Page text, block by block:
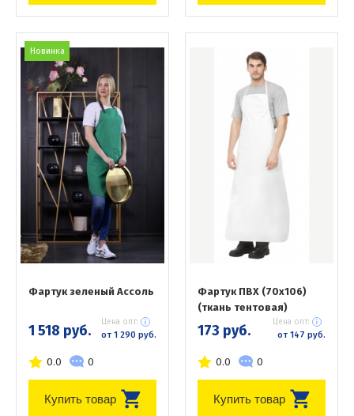
Новинка
Фартук зеленый Ассоль
1 518 руб. Цена опт:
от 1 290 руб.
0.0 0
Купить товар
Фартук ПВХ (70х106)
(ткань тентовая)
173 руб. Цена опт:
от 147 руб.
0.0 0
Купить товар